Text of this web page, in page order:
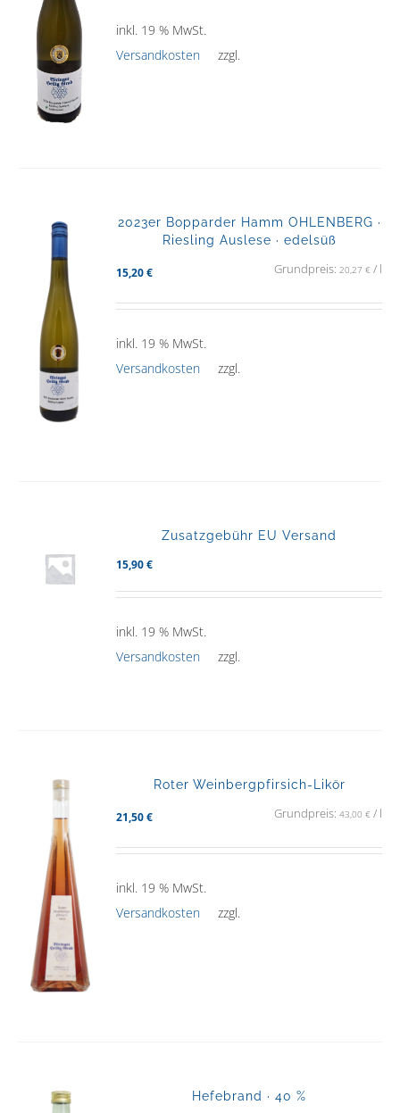
inkl. 19 % MwSt.
zzgl.
Versandkosten
2023er Bopparder Hamm OHLENBERG ·
Riesling Auslese · edelsüß
15,20€ Grundpreis: 20,27 €/ l
inkl. 19 % MwSt.
zzgl.
Versandkosten
Zusatzgebühr EU Versand
15,90€
inkl. 19 % MwSt.
zzgl.
Versandkosten
Roter Weinbergpfirsich-Likör
21,50€ Grundpreis: 43,00 €/ l
inkl. 19 % MwSt.
zzgl.
Versandkosten
Hefebrand · 40 %